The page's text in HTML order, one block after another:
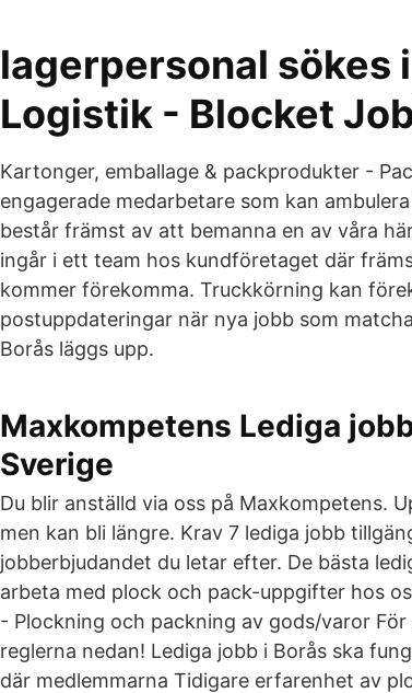
lagerpersonal sökes
Logistik - Blocket
Kartonger, emballage & packprodukter -
engagerade medarbetare som kan
består främst av att bemanna en av våra
ingår i ett team hos kundföretaget där
kommer förekomma. Truckkörning kan
postuppdateringar när nya jobb som
Borås läggs upp.
Maxkompetens Lediga
Sverige
Du blir anställd via oss på Maxkompetens.
men kan bli längre. Krav 7 lediga jobb
jobberbjudandet du letar efter. De bästa
arbeta med plock och pack-uppgifter hos
- Plockning och packning av gods/varor
reglerna nedan! Lediga jobb i Borås ska
där medlemmarna Tidigare erfarenhet av